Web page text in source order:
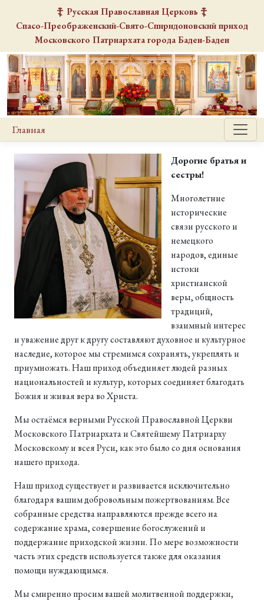
Русская Православная Церковь
Спасо-Преображенский-Свято-Спиридоновский приход
Московского Патриархата города Баден-Баден
Главная
Дорогие братья и
сестры!
Многолетние
исторические
связи русского и
немецкого
народов, единые
истоки
христианской
веры, общность
традиций,
взаимный интерес
и уважение друг к другу составляют духовное и культурное
наследие, которое мы стремимся сохранять, укреплять и
приумножать. Наш приход объединяет людей разных
национальностей и культур, которых соединяет благодать
Божия и живая вера во Христа.
Мы остаёмся верными Русской Православной Церкви
Московского Патриархата и Святейшему Патриарху
Московскому и всея Руси, как это было со дня основания
нашего прихода.
Наш приход существует и развивается исключительно
благодаря вашим добровольным пожертвованиям. Все
собранные средства направляются прежде всего на
содержание храма, совершение богослужений и
поддержание приходской жизни. По мере возможности
часть этих средств используется также для оказания
помощи нуждающимся.
Мы смиренно просим вашей молитвенной поддержки,